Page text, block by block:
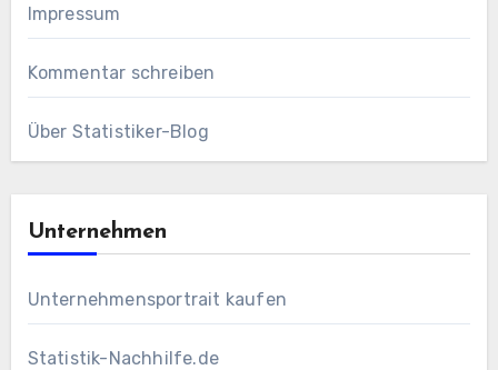
Impressum
Kommentar schreiben
Über Statistiker-Blog
Unternehmen
Unternehmensportrait kaufen
Statistik-Nachhilfe.de